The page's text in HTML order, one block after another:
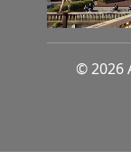
© 2026